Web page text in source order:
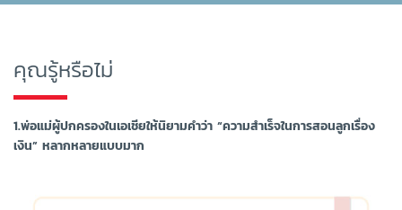
คุณรู้หรือไม่
1.พ่อแม่ผู้ปกครองในเอเชียให้นิยามคำว่า “ความสำเร็จในการสอนลูกเรื่อง
เงิน” หลากหลายแบบมาก